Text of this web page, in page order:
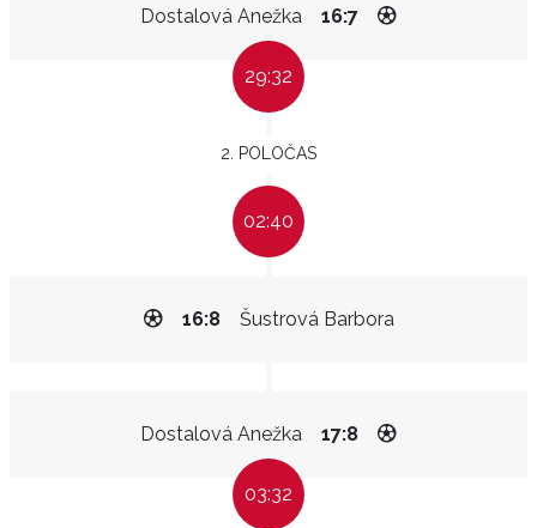
Dostalová Anežka 16:7
29:32
2. POLOČAS
02:40
Šustrová Barbora
16:8
Dostalová Anežka 17:8
03:32